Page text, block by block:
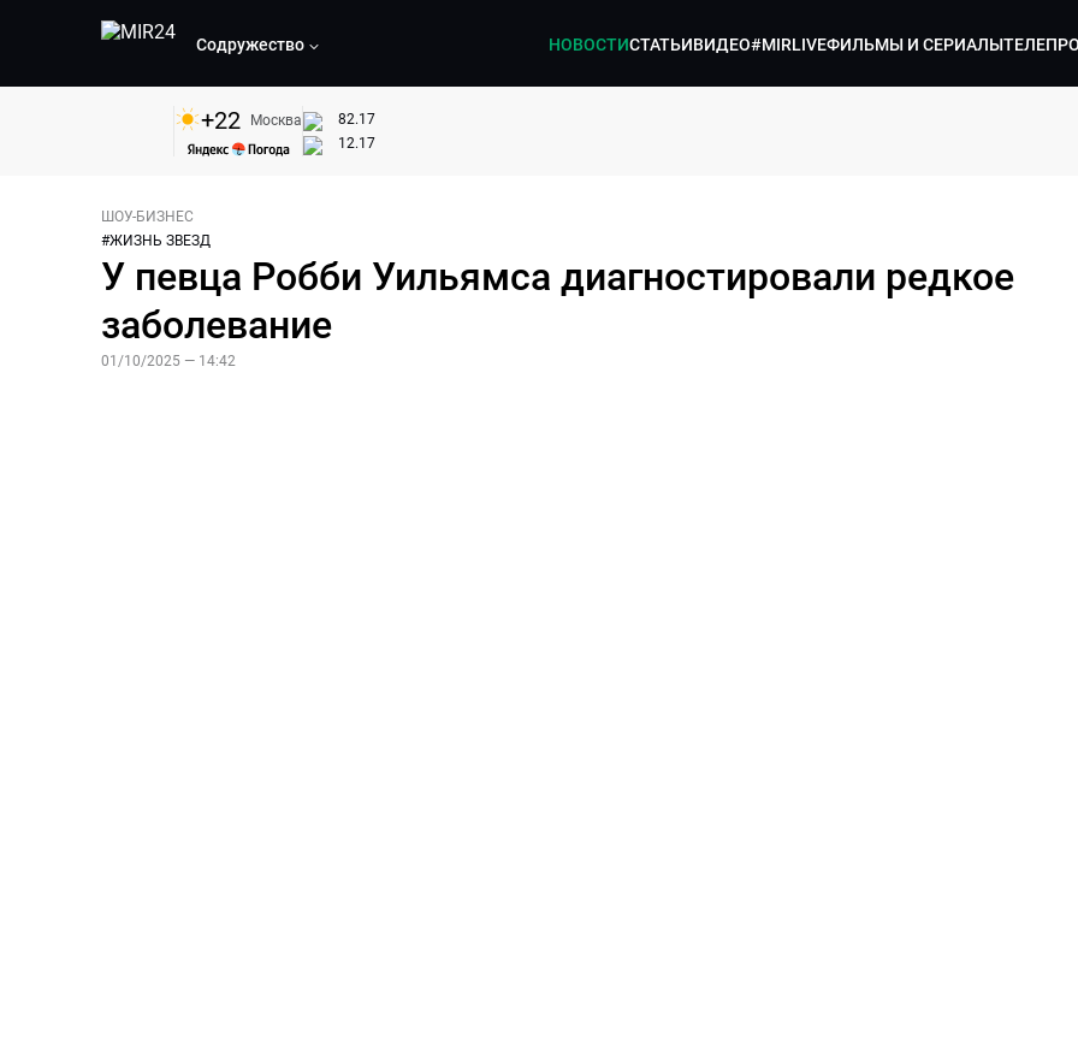
Содружество НОВОСТИСТАТЬИВИДЕО#MIRLIVEФИЛЬМЫ И СЕРИАЛЫ
+22 Москва
82.17
12.17
ШОУ-БИЗНЕC
#ЖИЗНЬ ЗВЕЗД
У певца Робби Уильямса диагностировали редкое
заболевание
01/10/2025 — 14:42